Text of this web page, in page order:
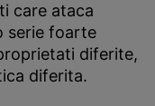
care ataca
serie foarte
diferite,
diferita.